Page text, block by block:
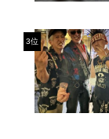
3位